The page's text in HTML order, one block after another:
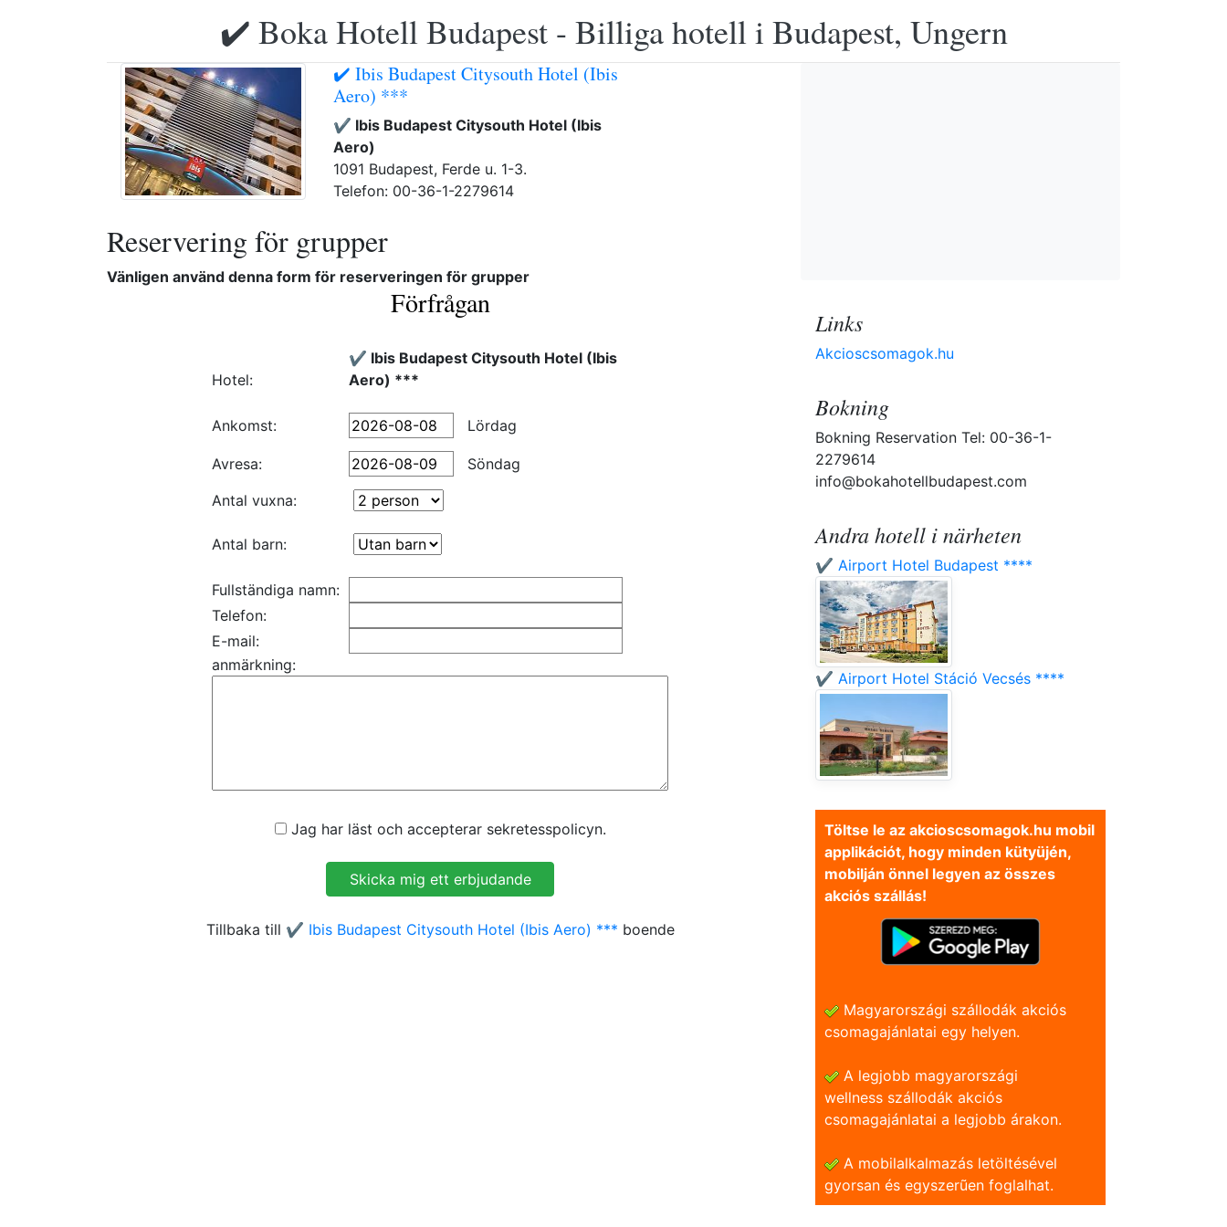
✔️ Boka Hotell Budapest - Billiga hotell i Budapest, Ungern
✔️ Ibis Budapest Citysouth Hotel (Ibis
Aero) ***
✔️ Ibis Budapest Citysouth Hotel (Ibis
Aero)
1091 Budapest, Ferde u. 1-3.
Telefon: 00-36-1-2279614
Reservering för grupper
Vänligen använd denna form för reserveringen för grupper
Förfrågan
Hotel:
✔️ Ibis Budapest Citysouth Hotel (Ibis
Aero) ***
Ankomst: Lördag
Avresa:
Söndag
Antal vuxna:
Antal barn:
Fullständiga namn:
Telefon:
E-mail:
anmärkning:
Jag har läst och accepterar sekretesspolicyn.
Tillbaka till ✔️ Ibis Budapest Citysouth Hotel (Ibis Aero) *** boende
Links
Akcioscsomagok.hu
Bokning
Bokning Reservation Tel: 00-36-1-
2279614
info@bokahotellbudapest.com
Andra hotell i närheten
✔️ Airport Hotel Budapest ****
✔️ Airport Hotel Stáció Vecsés ****
Töltse le az akcioscsomagok.hu mobil
applikációt, hogy minden kütyüjén,
mobilján önnel legyen az összes
akciós szállás!
Magyarországi szállodák akciós
csomagajánlatai egy helyen.
A legjobb magyarországi
wellness szállodák akciós
csomagajánlatai a legjobb árakon.
A mobilalkalmazás letöltésével
gyorsan és egyszerũen foglalhat.